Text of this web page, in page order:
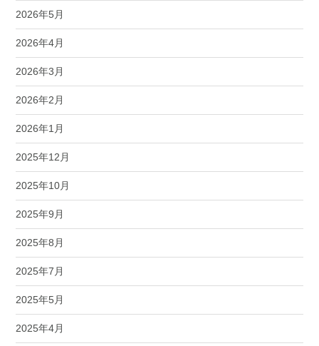
2026年5月
2026年4月
2026年3月
2026年2月
2026年1月
2025年12月
2025年10月
2025年9月
2025年8月
2025年7月
2025年5月
2025年4月